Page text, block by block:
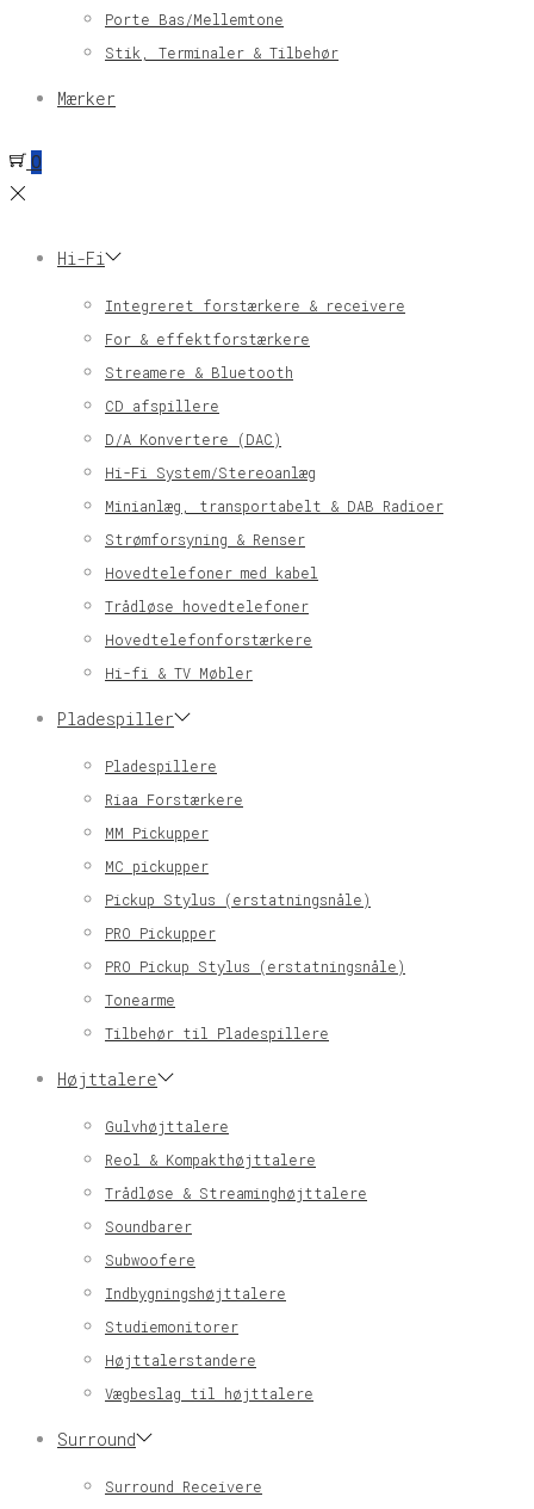
Porte Bas/Mellemtone
Stik, Terminaler & Tilbehør
Mærker
0
Hi-Fi
Integreret forstærkere & receivere
For & effektforstærkere
Streamere & Bluetooth
CD afspillere
D/A Konvertere (DAC)
Hi-Fi System/Stereoanlæg
Minianlæg, transportabelt & DAB Radioer
Strømforsyning & Renser
Hovedtelefoner med kabel
Trådløse hovedtelefoner
Hovedtelefonforstærkere
Hi-fi & TV Møbler
Pladespiller
Pladespillere
Riaa Forstærkere
MM Pickupper
MC pickupper
Pickup Stylus (erstatningsnåle)
PRO Pickupper
PRO Pickup Stylus (erstatningsnåle)
Tonearme
Tilbehør til Pladespillere
Højttalere
Gulvhøjttalere
Reol & Kompakthøjttalere
Trådløse & Streaminghøjttalere
Soundbarer
Subwoofere
Indbygningshøjttalere
Studiemonitorer
Højttalerstandere
Vægbeslag til højttalere
Surround
Surround Receivere